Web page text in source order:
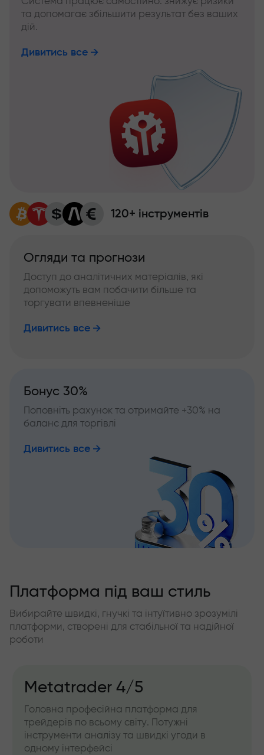
та допомагає збільшити результат без ваших
дій.
Дивитись все
120+ інструментів
Огляди та прогнози
Доступ до аналітичних матеріалів, які
допоможуть вам побачити більше та
торгувати впевненіше
Дивитись все
Бонус 30%
Поповніть рахунок та отримайте +30% на
баланс для торгівлі
Дивитись все
Платформа під ваш стиль
Вибирайте швидкі, гнучкі та інтуїтивно зрозумілі
платформи, створені для стабільної та надійної
роботи
Metatrader 4/5
Головна професійна платформа для
трейдерів по всьому світу. Потужні
інструменти аналізу та швидкі угоди в
одному інтерфейсі